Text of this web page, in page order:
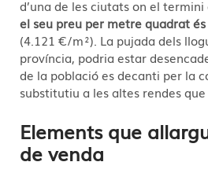
d’una de les ciutats on el
el seu preu per metre quadrat
(4.121 €/m²). La pujada dels
província, podria estar
de la població es decanti per la
substitutiu a les altes rendes
Elements que
de venda